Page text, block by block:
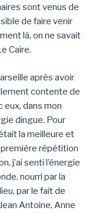
sont venus de
de faire venir
là, on ne savait
Caire.
après avoir
contente de
eux, dans mon
dingue. Pour
la meilleure et
première répétition
j’ai senti l’énergie
nourri par la
par le fait de
Antoine, Anne